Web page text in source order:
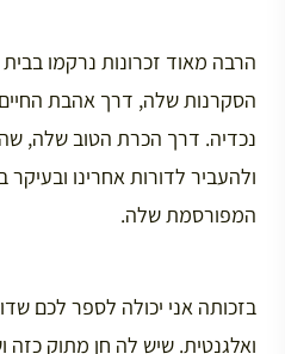
הרבה מאוד זכרונות נרקמו
הסקרנות שלה, דרך אהבת
נכדיה. דרך הכרת הטוב שלה,
ולהעביר לדורות אחרינו
המפורסמת שלה.
בזכותה אני יכולה לספר לכם
ואלגנטית. שיש לה חן מתוק